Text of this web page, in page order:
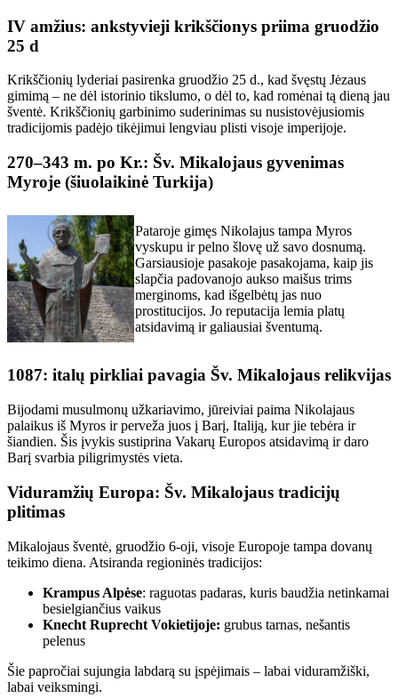
IV amžius: ankstyvieji krikščionys priima gruodžio
25 d
Krikščionių lyderiai pasirenka gruodžio 25 d., kad švęstų Jėzaus
gimimą – ne dėl istorinio tikslumo, o dėl to, kad romėnai tą dieną jau
šventė. Krikščionių garbinimo suderinimas su nusistovėjusiomis
tradicijomis padėjo tikėjimui lengviau plisti visoje imperijoje.
270–343 m. po Kr.: Šv. Mikalojaus gyvenimas
Myroje (šiuolaikinė Turkija)
Pataroje gimęs Nikolajus tampa Myros
vyskupu ir pelno šlovę už savo dosnumą.
Garsiausioje pasakoje pasakojama, kaip jis
slapčia padovanojo aukso maišus trims
merginoms, kad išgelbėtų jas nuo
prostitucijos. Jo reputacija lemia platų
atsidavimą ir galiausiai šventumą.
1087: italų pirkliai pavagia Šv. Mikalojaus relikvijas
Bijodami musulmonų užkariavimo, jūreiviai paima Nikolajaus
palaikus iš Myros ir perveža juos į Barį, Italiją, kur jie tebėra ir
šiandien. Šis įvykis sustiprina Vakarų Europos atsidavimą ir daro
Barį svarbia piligrimystės vieta.
Viduramžių Europa: Šv. Mikalojaus tradicijų
plitimas
Mikalojaus šventė, gruodžio 6-oji, visoje Europoje tampa dovanų
teikimo diena. Atsiranda regioninės tradicijos:
Krampus Alpėse: raguotas padaras, kuris baudžia netinkamai
besielgiančius vaikus
Knecht Ruprecht Vokietijoje: grubus tarnas, nešantis
pelenus
Šie papročiai sujungia labdarą su įspėjimais – labai viduramžiški,
labai veiksmingi.